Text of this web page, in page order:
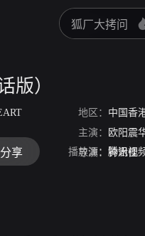
版）
地区： 中国香
主演：
欧阳震
导演： 钟澍佳
分享 播放源： 腾讯视